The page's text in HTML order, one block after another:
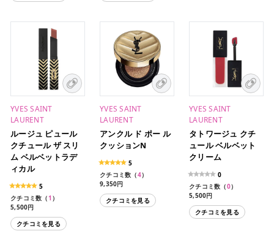
YVES SAINT
LAURENT
ルージュ ピュール
クチュール ザ スリ
ム ベルベットラデ
ィカル
5
クチコミ数（1 ）
5,500円
6,050円（限定パッケー
ジ）クチコミを見る
YVES SAINT
LAURENT
アンクル ド ポー ル
クッションN
5
クチコミ数（4）
9,350円
6,270円/14g（レフィ
ル・パフ）
クチコミを見る
YVES SAINT
LAURENT
タトワージュ クチ
ュール ベルベット
クリーム
0
クチコミ数（0）
5,500円
5,500円（限定色）
クチコミを見る